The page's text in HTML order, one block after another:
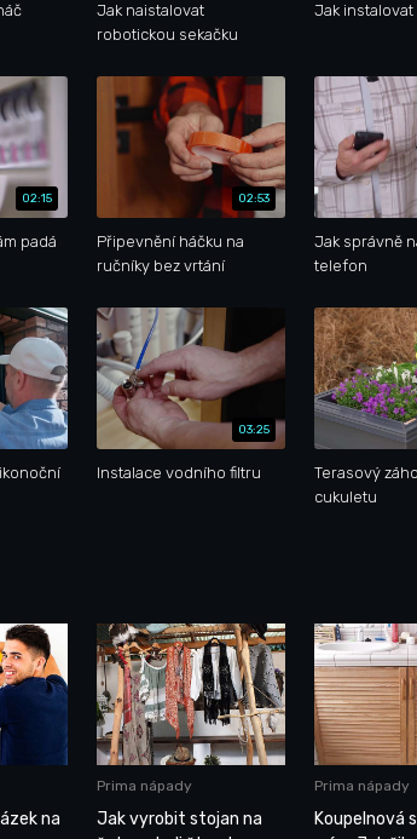
Jak naistalovat
robotickou sekačku
Jak
02:15
padá
02:53
Připevnění háčku na
ručníky bez vrtání
Jak správně
telefon
03:25
Instalace vodního filtru
Terasový
cukuletu
na
Prima nápady
Jak vyrobit stojan na
Prima nápady
Koupelnová